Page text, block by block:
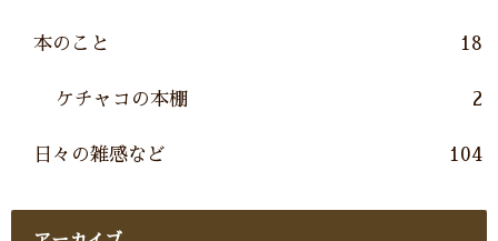
本のこと 18
ケチャコの本棚 2
日々の雑感など 104